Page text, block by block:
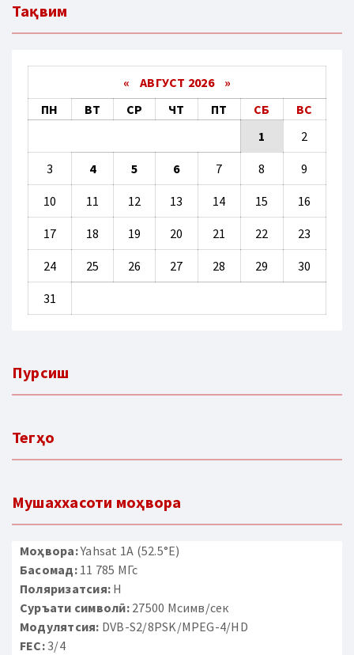
Тақвим
« АВГУСТ 2026 »
ПН
ВТ СР ЧТ ПТ СБ
ВС
1
2
3 4 5 6 7 8 9
10 11 12 13 14 15 16
17 18 19 20 21 22 23
24 25 26 27 28 29 30
31
Пурсиш
Тегҳо
Мушаххасоти моҳвора
Моҳвора:Yahsat 1A (52.5°E)
Басомад:11 785 МГс
Поляризатсия: H
Суръати символӣ:27500 Мсимв/сек
Модулятсия: DVB-S2/8PSK/MPEG-4/HD
FEC:3/4